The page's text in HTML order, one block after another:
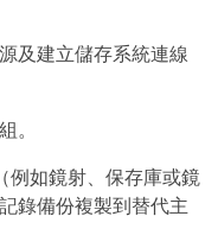
及建立儲存系統連線
。
例如鏡射、保存庫或鏡
錄備份複製到替代主